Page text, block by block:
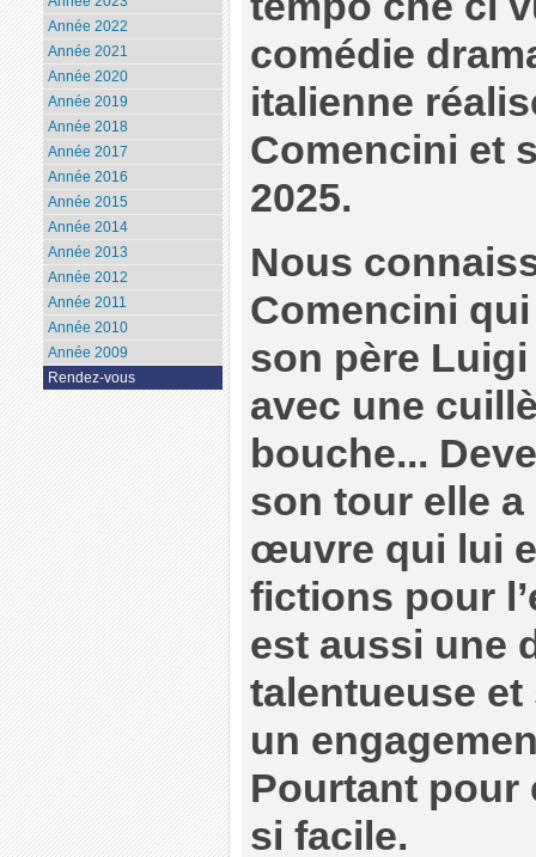
comédie
italienne
Comencini et
2025.
Nous
Comencini
son père
avec une
bouche...
son tour elle
œuvre qui lui
fictions pour
est aussi une
talentueuse
un
Pourtant pour
si facile.
Année 2022
Année 2021
Année 2020
Année 2019
Année 2018
Année 2017
Année 2016
Année 2015
Année 2014
Année 2013
Année 2012
Année 2011
Année 2010
Année 2009
Rendez-vous